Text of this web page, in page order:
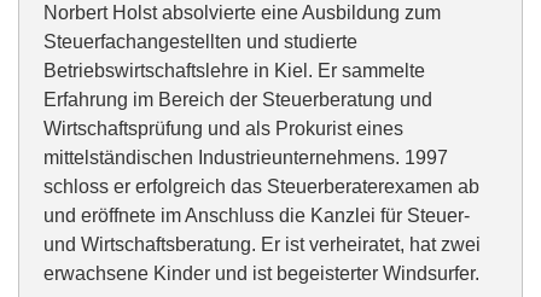
Norbert Holst absolvierte eine Ausbildung zum
Steuerfachangestellten und studierte
Betriebswirtschaftslehre in Kiel. Er sammelte
Erfahrung im Bereich der Steuerberatung und
Wirtschaftsprüfung und als Prokurist eines
mittelständischen Industrieunternehmens. 1997
schloss er erfolgreich das Steuerberaterexamen ab
und eröffnete im Anschluss die Kanzlei für Steuer-
und Wirtschaftsberatung. Er ist verheiratet, hat zwei
erwachsene Kinder und ist begeisterter Windsurfer.